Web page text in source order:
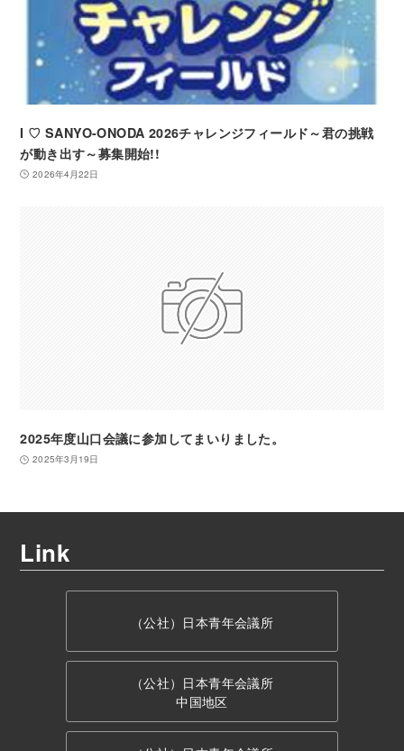
I ♡ SANYO-ONODA 2026チャレンジフィールド～君の挑戦
が動き出す～募集開始!!
2026年4月22日
2025年度山口会議に参加してまいりました。
2025年3月19日
Link
（公社）日本青年会議所
（公社）日本青年会議所
中国地区